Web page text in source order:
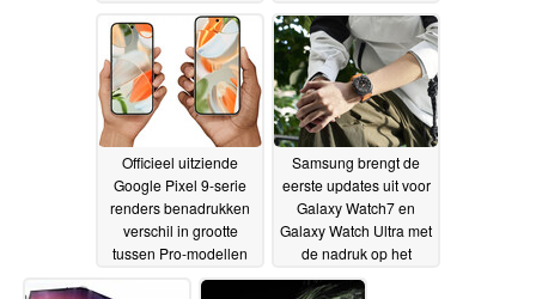
08-08-2024
Officieel uitziende
Google Pixel 9-serie
renders benadrukken
verschil in grootte
tussen Pro-modellen
07-08-2024
Samsung brengt de
eerste updates uit voor
Galaxy Watch7 en
Galaxy Watch Ultra met
de nadruk op het
verhelpen van